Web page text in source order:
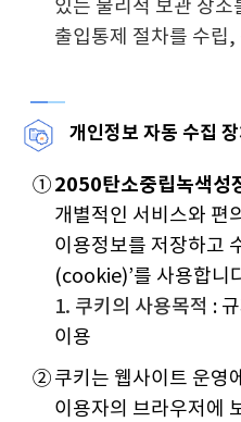
있는 물리적 보관 장소
출입통제 절차를 수립
개인정보 자동 수집
①2050탄소중립녹색성
개별적인 서비스와 편
이용정보를 저장하고
(cookie)’를 사용합니
1. 쿠키의 사용목적 :
이용
②쿠키는 웹사이트 운
이용자의 브라우저에